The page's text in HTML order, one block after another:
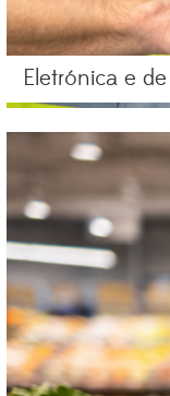
Eletrónica e